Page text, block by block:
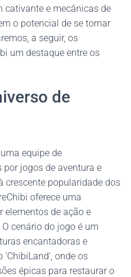
cativante e mecânicas de
o potencial de se tornar
a seguir, os
um destaque entre os
de
equipe de
jogos de aventura e
crescente popularidade dos
oferece uma
elementos de ação e
cenário do jogo é um
encantadoras e
'ChibiLand', onde os
épicas para restaurar o